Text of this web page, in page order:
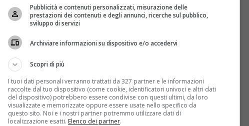
Pubblicità e contenuti personalizzati, misurazione delle
prestazioni dei contenuti e degli annunci, ricerche sul pubblico,
sviluppo di servizi
Archiviare informazioni su dispositivo e/o accedervi
Scopri di più
I tuoi dati personali verranno trattati da 327 partner e le informazioni
raccolte dal tuo dispositivo (come cookie, identificatori univoci e altri dati
del dispositivo) potrebbero essere condivise con questi ultimi, da loro
visualizzate e memorizzate oppure essere usate nello specifico da
questo sito. Noi e i nostri partner potremmo utilizzare dati di
localizzazione esatti. Elenco dei partner.